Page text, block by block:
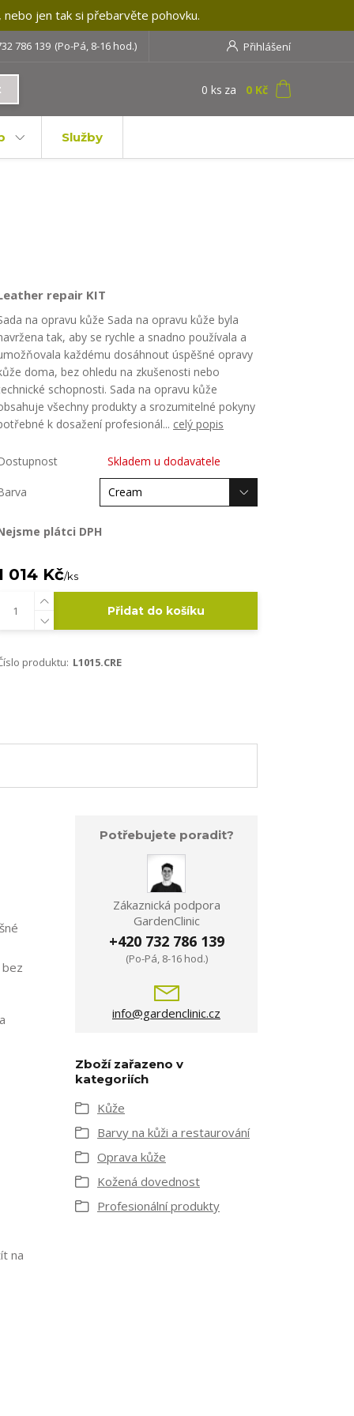
jen tak si přebarvěte pohovku.
Přihlášení
786 139 (Po-Pá, 8-16 hod.)
0 ks za 0 Kč
Služby
repair KIT
na opravu kůže Sada na opravu kůže byla
tak, aby se rychle a snadno používala a
každému dosáhnout úspěšné opravy
doma, bez ohledu na zkušenosti nebo
schopnosti. Sada na opravu kůže
všechny produkty a srozumitelné pokyny
k dosažení profesionál... celý popis
Skladem u dodavatele
plátci DPH
014 Kč/ks
Přidat do košíku
produktu: L1015.CRE
na
Potřebujete poradit?
Zákaznická podpora
GardenClinic
+420 732 786 139
(Po-Pá, 8-16 hod.)
info@gardenclinic.cz
Zboží zařazeno v
kategoriích
Kůže
Barvy na kůži a restaurování
Oprava kůže
Kožená dovednost
Profesionální produkty